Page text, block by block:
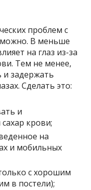
проблем с
В меньше
на глаз из-за
Тем не менее,
задержать
Сделать это:
и
крови;
на
и ​​мобильных
с хорошим
в постели);